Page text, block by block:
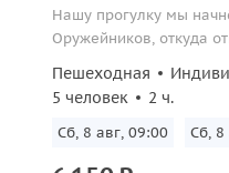
Нашу прогулку мы
Оружейников, откуда
из важнейших
улицы – башни
Пешеходная
5 человек
2 ч.
Сб, 8 авг, 09:00 Сб, 8